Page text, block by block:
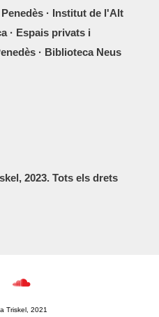
· Institut de l'Alt
· Espais privats i
· Biblioteca Neus
2023. Tots els drets
Triskel, 2021